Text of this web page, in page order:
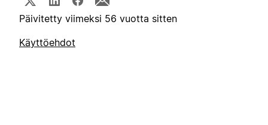
Päivitetty viimeksi 56 vuotta sitten
Käyttöehdot